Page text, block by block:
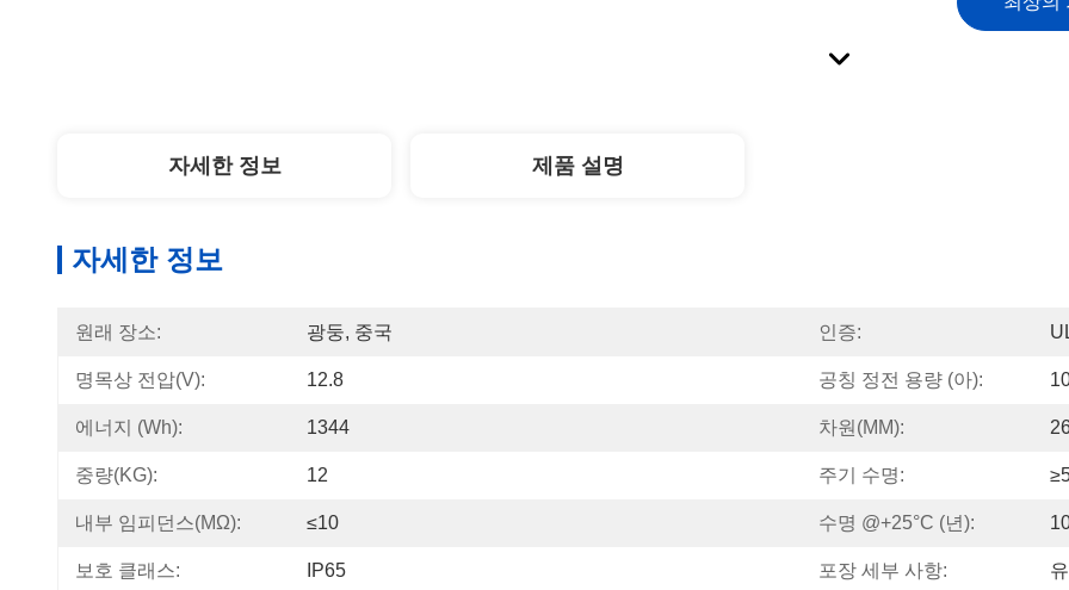
자세한 정보 제품 설명
자세한 정보
원래 장소: 광둥, 중국 인증:
명목상 전압(V): 12.8 공칭 정전 용량 (아):
에너지 (Wh): 1344 차원(MM):
중량(KG): 12 주기 수명:
내부 임피던스(mΩ): ≤10 수명 @+25°C (년):
보호 클래스: IP65 포장 세부 사항: